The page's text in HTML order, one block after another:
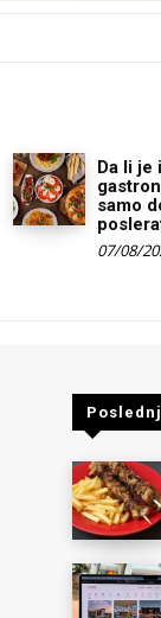
Da li je
samo
07/08/